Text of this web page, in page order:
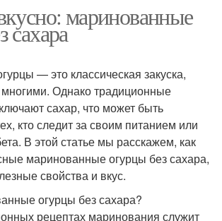
маринованные
сахара
— это классическая закуска,
Однако традиционные
сахар, что может быть
кто следит за своим питанием или
В этой статье мы расскажем, как
маринованные огурцы без сахара,
свойства и вкус.
огурцы без сахара?
рецептах маринования служит